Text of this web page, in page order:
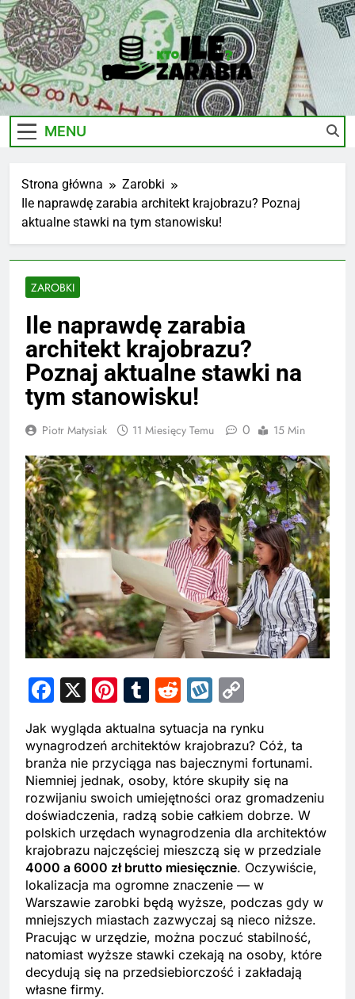
Skip
to
content
Ile-
Zarabia.edu.pl
Zarobki Gwiazd, Ciekawostki I Biznes
MENU
Strona główna
Zarobki
Ile naprawdę zarabia architekt krajobrazu? Poznaj
aktualne stawki na tym stanowisku!
ZAROBKI
Ile naprawdę zarabia
architekt krajobrazu?
Poznaj aktualne stawki na
tym stanowisku!
Piotr Matysiak 11 Miesięcy Temu 0 15 Min
Facebook
X Pinterest
Tumblr
RedditWykop
Link
Jak wygląda aktualna sytuacja na rynku
wynagrodzeń architektów krajobrazu? Cóż, ta
branża nie przyciąga nas bajecznymi fortunami.
Niemniej jednak, osoby, które skupiły się na
rozwijaniu swoich umiejętności oraz gromadzeniu
doświadczenia, radzą sobie całkiem dobrze. W
polskich urzędach wynagrodzenia dla architektów
krajobrazu najczęściej mieszczą się w przedziale
4000 a 6000 zł brutto miesięcznie. Oczywiście,
lokalizacja ma ogromne znaczenie — w
Warszawie zarobki będą wyższe, podczas gdy w
mniejszych miastach zazwyczaj są nieco niższe.
Pracując w urzędzie, można poczuć stabilność,
natomiast wyższe stawki czekają na osoby, które
decydują się na przedsiebiorczość i zakładają
własne firmy.